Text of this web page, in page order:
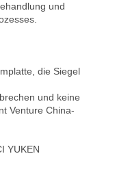
und
die Siegel
und keine
Venture China-
YUKEN